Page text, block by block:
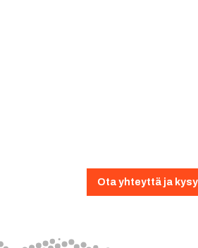
Ota yhteyttä ja